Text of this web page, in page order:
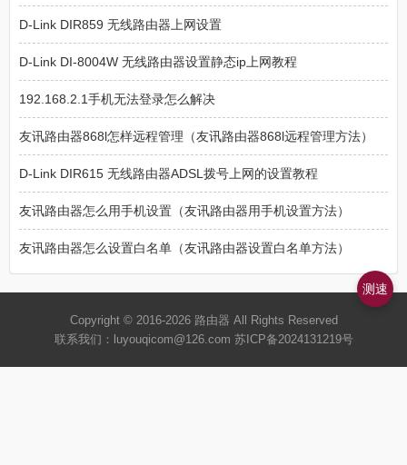
D-Link DIR859 无线路由器上网设置
D-Link DI-8004W 无线路由器设置静态ip上网教程
192.168.2.1手机无法登录怎么解决
友讯路由器868l怎样远程管理（友讯路由器868l远程管理方法）
D-Link DIR615 无线路由器ADSL拨号上网的设置教程
友讯路由器怎么用手机设置（友讯路由器用手机设置方法）
友讯路由器怎么设置白名单（友讯路由器设置白名单方法）
Copyright © 2016-2026 路由器 All Rights Reserved
联系我们：luyouqicom@126.com 苏ICP备2024131219号
测速